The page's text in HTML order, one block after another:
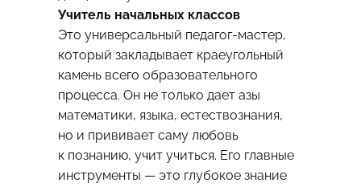
Учитель начальных классов
Это универсальный педагог-мастер,
который закладывает краеугольный
камень всего образовательного
процесса. Он не только дает азы
математики, языка, естествознания,
но и прививает саму любовь
к познанию, учит учиться. Его главные
инструменты — это глубокое знание